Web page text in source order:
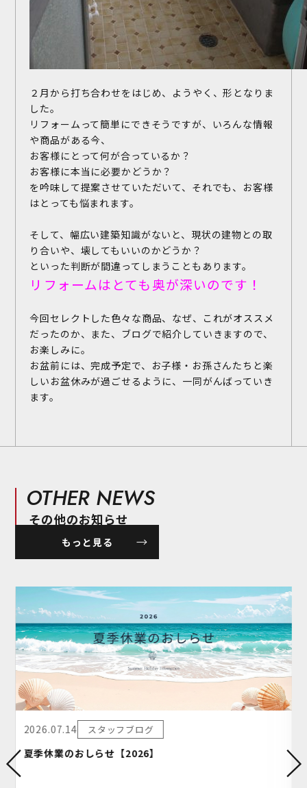
お問い合わせ
２月から打ち合わせをはじめ、ようやく、形となりま
した。
リフォームって簡単にできそうですが、いろんな情報
や商品がある今、
お客様にとって何が合っているか？
お客様に本当に必要かどうか？
を吟味して提案させていただいて、それでも、お客様
はとっても悩まれます。
そして、幅広い建築知識がないと、現状の建物との取
り合いや、壊してもいいのかどうか？
といった判断が間違ってしまうこともあります。
リフォームはとても奥が深いのです！
今回セレクトした色々な商品、なぜ、これがオススメ
だったのか、また、ブログで紹介していきますので、
お楽しみに。
お盆前には、完成予定で、お子様・お孫さんたちと楽
しいお盆休みが過ごせるように、一同がんばっていき
ます。
OTHER NEWS
その他のお知らせ
もっと見る
2026.07.14 スタッフブログ
夏季休業のおしらせ【2026】